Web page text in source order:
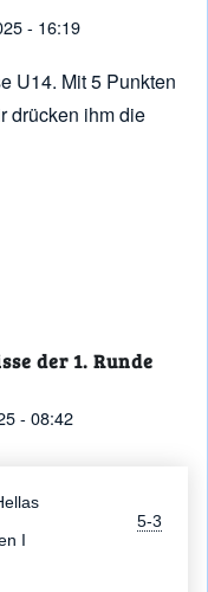
- 16:19
U14. Mit 5 Punkten
drücken ihm die
der 1. Runde
- 08:42
I
5-3